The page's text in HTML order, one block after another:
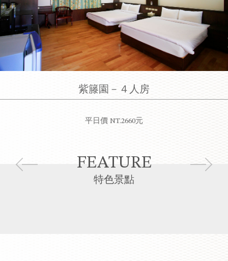
紫籐園－４人房
平日價 NT.2660元
FEATURE
特色景點